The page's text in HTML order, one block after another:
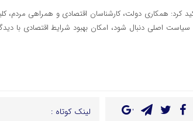
کرد: همکاری دولت، کارشناسان اقتصادی و همراهی مردم،
اصلی دنبال شود، امکان بهبود شرایط اقتصادی با
لینک کوتاه :